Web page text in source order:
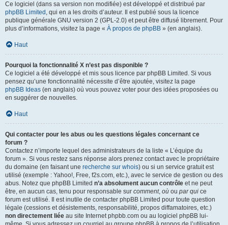
Ce logiciel (dans sa version non modifiée) est développé et distribué par
phpBB Limited , qui en a les droits d’auteur. Il est publié sous la licence
publique générale GNU version 2 (GPL-2.0) et peut être diffusé librement. Pour
plus d’informations, visitez la page « À propos de phpBB » (en anglais).
Haut
Pourquoi la fonctionnalité X n’est pas disponible ?
Ce logiciel a été développé et mis sous licence par phpBB Limited. Si vous
pensez qu’une fonctionnalité nécessite d’être ajoutée, visitez la page
phpBB Ideas (en anglais) où vous pouvez voter pour des idées proposées ou
en suggérer de nouvelles.
Haut
Qui contacter pour les abus ou les questions légales concernant ce
forum ?
Contactez n’importe lequel des administrateurs de la liste « L’équipe du
forum ». Si vous restez sans réponse alors prenez contact avec le propriétaire
du domaine (en faisant une recherche sur whois) ou si un service gratuit est
utilisé (exemple : Yahoo!, Free, f2s.com, etc.), avec le service de gestion ou des
abus. Notez que phpBB Limited n’a absolument aucun contrôle et ne peut
être, en aucun cas, tenu pour responsable sur comment, où ou par qui ce
forum est utilisé. Il est inutile de contacter phpBB Limited pour toute question
légale (cessions et désistements, responsabilité, propos diffamatoires, etc.)
non directement liée au site Internet phpbb.com ou au logiciel phpBB lui-